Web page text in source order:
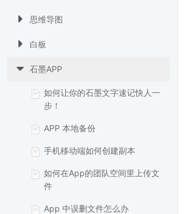
思维导图
白板
石墨APP
如何让你的石墨文字速记快人一
步！
APP 本地备份
手机移动端如何创建副本
如何在App的团队空间里上传文
件
App 中误删文件怎么办